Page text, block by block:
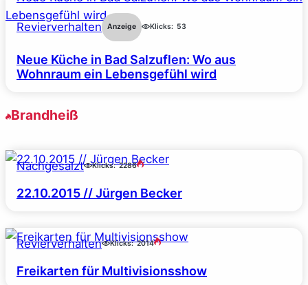
Revierverhalten Anzeige Klicks: 53
Neue Küche in Bad Salzuflen: Wo aus
Wohnraum ein Lebensgefühl wird
Brandheiß
Nachgesalzt Klicks: 2286
22.10.2015 // Jürgen Becker
Revierverhalten Klicks: 2014
Freikarten für Multivisionsshow